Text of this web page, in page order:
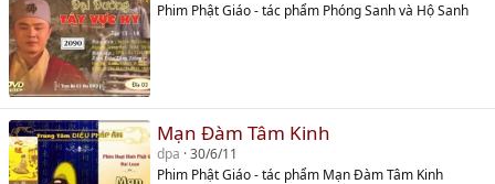
Phim Phật Giáo - tác phẩm Phóng Sanh và Hộ Sanh
Mạn Đàm Tâm Kinh
dpa 30/6/11
Phim Phật Giáo - tác phẩm Mạn Đàm Tâm Kinh